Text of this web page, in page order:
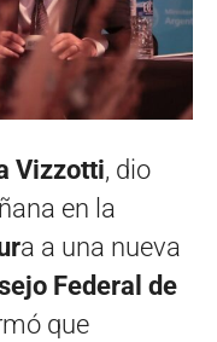
Vizzotti, dio
en la
a a una nueva
Federal de
que